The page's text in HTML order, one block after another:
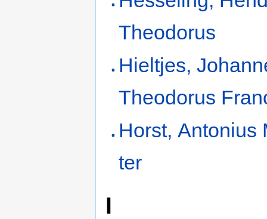
Theodorus
Hieltjes,
Theodorus
Horst, Antonius
ter
I